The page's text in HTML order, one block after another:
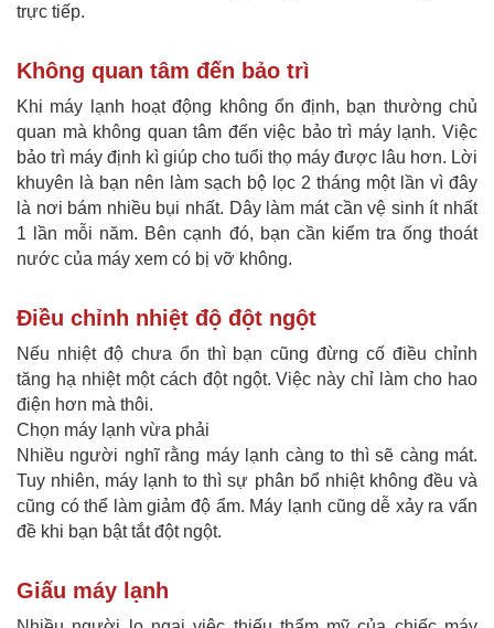
trực tiếp.
Không quan tâm đến bảo trì
Khi máy lạnh hoạt động không ổn định, bạn thường chủ
quan mà không quan tâm đến việc bảo trì máy lạnh. Việc
bảo trì máy định kì giúp cho tuổi thọ máy được lâu hơn. Lời
khuyên là bạn nên làm sạch bộ lọc 2 tháng một lần vì đây
là nơi bám nhiều bụi nhất. Dây làm mát cần vệ sinh ít nhất
1 lần mỗi năm. Bên cạnh đó, bạn cần kiểm tra ống thoát
nước của máy xem có bị vỡ không.
Điều chỉnh nhiệt độ đột ngột
Nếu nhiệt độ chưa ổn thì bạn cũng đừng cố điều chỉnh
tăng hạ nhiệt một cách đột ngột. Việc này chỉ làm cho hao
điện hơn mà thôi.
Chọn máy lạnh vừa phải
Nhiều người nghĩ rằng máy lạnh càng to thì sẽ càng mát.
Tuy nhiên, máy lạnh to thì sự phân bổ nhiệt không đều và
cũng có thể làm giảm độ ẩm. Máy lạnh cũng dễ xảy ra vấn
đề khi bạn bật tắt đột ngột.
Giấu máy lạnh